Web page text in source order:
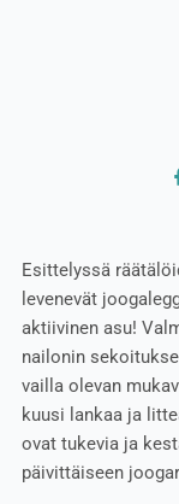
Esittelyssä
levenevät
aktiivinen asu!
nailonin
vailla olevan
kuusi lankaa ja
ovat tukevia ja
päivittäiseen